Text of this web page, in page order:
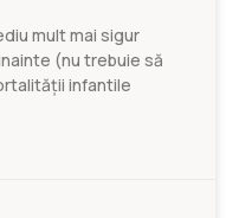
mult mai sigur
(nu trebuie să
infantile